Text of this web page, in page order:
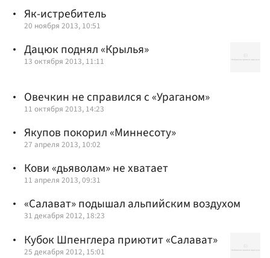
Як-истребитель
20 ноября 2013, 10:51
Дацюк поднял «Крылья»
13 октября 2013, 11:11
Овечкин не справился с «Ураганом»
11 октября 2013, 14:23
Якупов покорил «Миннесоту»
27 апреля 2013, 10:02
Кови «дьяволам» не хватает
11 апреля 2013, 09:31
«Салават» подышал альпийским воздухом
31 декабря 2012, 18:23
Кубок Шпенглера приютит «Салават»
25 декабря 2012, 15:01